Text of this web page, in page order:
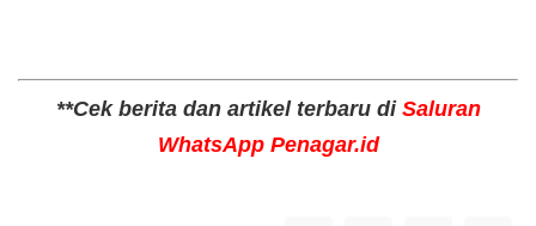
**Cek berita dan artikel terbaru di Saluran
WhatsApp Penagar.id